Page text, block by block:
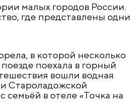
малых городов России.
где представлены одни
в которой несколько
поехала в горный
вошли водная
Староладожской
в отеле «Точка на